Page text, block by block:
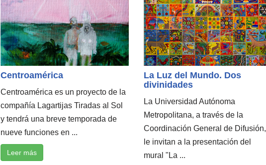
Centroamérica
Centroamérica es un proyecto de la
compañía Lagartijas Tiradas al Sol
y tendrá una breve temporada de
nueve funciones en ...
Leer más
La Luz del Mundo. Dos
divinidades
La Universidad Autónoma
Metropolitana, a través de la
Coordinación General de Difusión,
le invitan a la presentación del
mural "La ...